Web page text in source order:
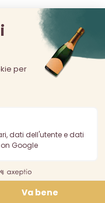
di 18 anni. L'abuso di